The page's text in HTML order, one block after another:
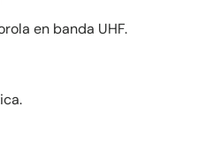
en banda UHF.